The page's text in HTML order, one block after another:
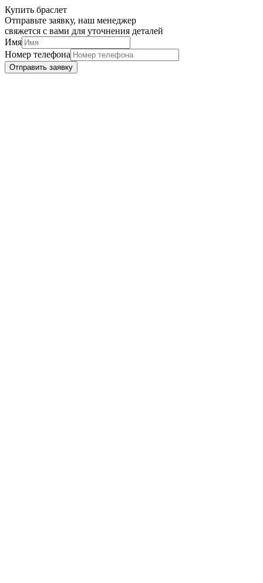
Купить браслет
Отправьте заявку, наш менеджер
свяжется с вами для уточнения деталей
Имя
Номер телефона
Отправить заявку